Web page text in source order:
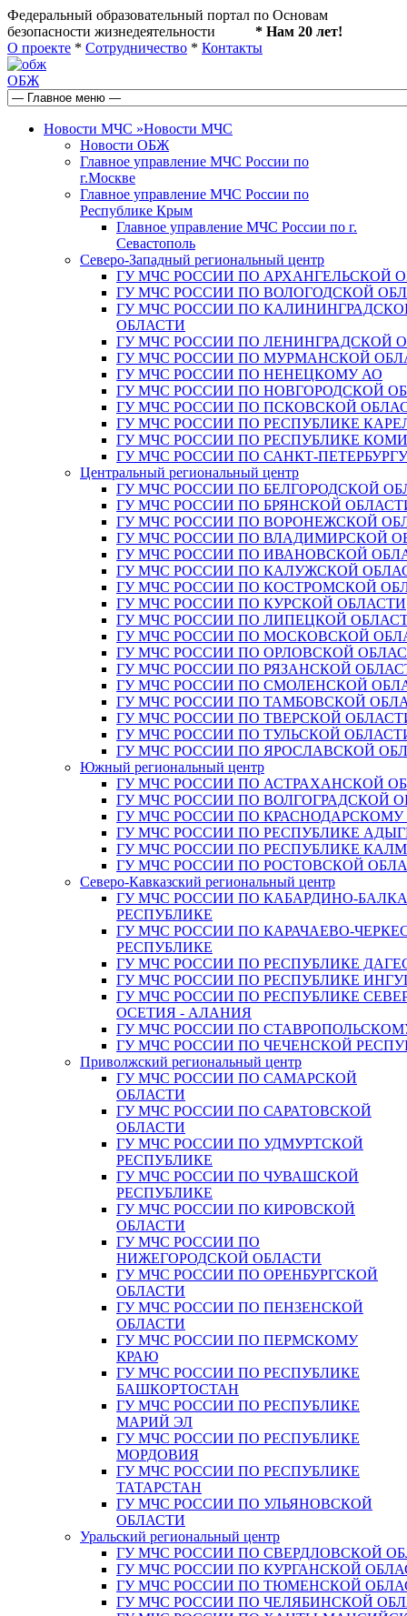
Федеральный образовательный портал по Основам
безопасности жизнедеятельности * Нам 20 лет!
О проекте * Сотрудничество * Контакты
ОБЖ
Новости МЧС »Новости МЧС
Новости ОБЖ
Главное управление МЧС России по
г.Москве
Главное управление МЧС России по
Республике Крым
Главное управление МЧС России по г.
Севастополь
Северо-Западный региональный центр
ГУ МЧС РОССИИ ПО АРХАНГЕЛЬСКОЙ
ГУ МЧС РОССИИ ПО ВОЛОГОДСКОЙ
ГУ МЧС РОССИИ ПО
ОБЛАСТИ
ГУ МЧС РОССИИ ПО ЛЕНИНГРАДСКОЙ
ГУ МЧС РОССИИ ПО МУРМАНСКОЙ
ГУ МЧС РОССИИ ПО НЕНЕЦКОМУ АО
ГУ МЧС РОССИИ ПО НОВГОРОДСКОЙ
ГУ МЧС РОССИИ ПО ПСКОВСКОЙ
ГУ МЧС РОССИИ ПО РЕСПУБЛИКЕ
ГУ МЧС РОССИИ ПО РЕСПУБЛИКЕ КОМИ
ГУ МЧС РОССИИ ПО САНКТ-ПЕТЕРБУРГУ
Центральный региональный центр
ГУ МЧС РОССИИ ПО БЕЛГОРОДСКОЙ
ГУ МЧС РОССИИ ПО БРЯНСКОЙ
ГУ МЧС РОССИИ ПО ВОРОНЕЖСКОЙ
ГУ МЧС РОССИИ ПО ВЛАДИМИРСКОЙ
ГУ МЧС РОССИИ ПО ИВАНОВСКОЙ
ГУ МЧС РОССИИ ПО КАЛУЖСКОЙ
ГУ МЧС РОССИИ ПО КОСТРОМСКОЙ
ГУ МЧС РОССИИ ПО КУРСКОЙ ОБЛАСТИ
ГУ МЧС РОССИИ ПО ЛИПЕЦКОЙ
ГУ МЧС РОССИИ ПО МОСКОВСКОЙ
ГУ МЧС РОССИИ ПО ОРЛОВСКОЙ
ГУ МЧС РОССИИ ПО РЯЗАНСКОЙ
ГУ МЧС РОССИИ ПО СМОЛЕНСКОЙ
ГУ МЧС РОССИИ ПО ТАМБОВСКОЙ
ГУ МЧС РОССИИ ПО ТВЕРСКОЙ
ГУ МЧС РОССИИ ПО ТУЛЬСКОЙ
ГУ МЧС РОССИИ ПО ЯРОСЛАВСКОЙ
Южный региональный центр
ГУ МЧС РОССИИ ПО АСТРАХАНСКОЙ
ГУ МЧС РОССИИ ПО ВОЛГОГРАДСКОЙ
ГУ МЧС РОССИИ ПО
ГУ МЧС РОССИИ ПО РЕСПУБЛИКЕ
ГУ МЧС РОССИИ ПО РЕСПУБЛИКЕ
ГУ МЧС РОССИИ ПО РОСТОВСКОЙ
Северо-Кавказский региональный центр
ГУ МЧС РОССИИ ПО КАБАРДИНО-
РЕСПУБЛИКЕ
ГУ МЧС РОССИИ ПО КАРАЧАЕВО-
РЕСПУБЛИКЕ
ГУ МЧС РОССИИ ПО РЕСПУБЛИКЕ
ГУ МЧС РОССИИ ПО РЕСПУБЛИКЕ
ГУ МЧС РОССИИ ПО РЕСПУБЛИКЕ
ОСЕТИЯ - АЛАНИЯ
ГУ МЧС РОССИИ ПО
ГУ МЧС РОССИИ ПО ЧЕЧЕНСКОЙ
Приволжский региональный центр
ГУ МЧС РОССИИ ПО САМАРСКОЙ
ОБЛАСТИ
ГУ МЧС РОССИИ ПО САРАТОВСКОЙ
ОБЛАСТИ
ГУ МЧС РОССИИ ПО УДМУРТСКОЙ
РЕСПУБЛИКЕ
ГУ МЧС РОССИИ ПО ЧУВАШСКОЙ
РЕСПУБЛИКЕ
ГУ МЧС РОССИИ ПО КИРОВСКОЙ
ОБЛАСТИ
ГУ МЧС РОССИИ ПО
НИЖЕГОРОДСКОЙ ОБЛАСТИ
ГУ МЧС РОССИИ ПО ОРЕНБУРГСКОЙ
ОБЛАСТИ
ГУ МЧС РОССИИ ПО ПЕНЗЕНСКОЙ
ОБЛАСТИ
ГУ МЧС РОССИИ ПО ПЕРМСКОМУ
КРАЮ
ГУ МЧС РОССИИ ПО РЕСПУБЛИКЕ
БАШКОРТОСТАН
ГУ МЧС РОССИИ ПО РЕСПУБЛИКЕ
МАРИЙ ЭЛ
ГУ МЧС РОССИИ ПО РЕСПУБЛИКЕ
МОРДОВИЯ
ГУ МЧС РОССИИ ПО РЕСПУБЛИКЕ
ТАТАРСТАН
ГУ МЧС РОССИИ ПО УЛЬЯНОВСКОЙ
ОБЛАСТИ
Уральский региональный центр
ГУ МЧС РОССИИ ПО СВЕРДЛОВСКОЙ
ГУ МЧС РОССИИ ПО КУРГАНСКОЙ
ГУ МЧС РОССИИ ПО ТЮМЕНСКОЙ
ГУ МЧС РОССИИ ПО ЧЕЛЯБИНСКОЙ